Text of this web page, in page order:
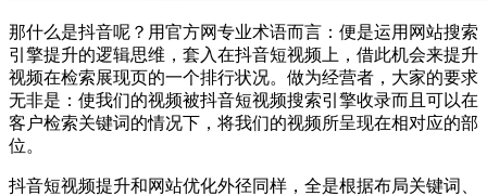
那什么是抖音呢？用官方网专业术语而言：便是运用网站搜索
引擎提升的逻辑思维，套入在抖音短视频上，借此机会来提升
视频在检索展现页的一个排行状况。做为经营者，大家的要求
无非是：使我们的视频被抖音短视频搜索引擎收录而且可以在
客户检索关键词的情况下，将我们的视频所呈现在相对应的部
位。
抖音短视频提升和网站优化外径同样，全是根据布局关键词、